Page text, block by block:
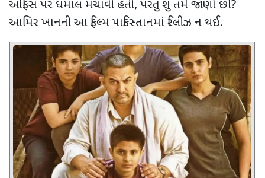
ઓફિસ પર ધમાલ મચાવી હતી, પરંતુ શું તમે જાણો છો?
આમિર ખાનની આ ફિલ્મ પાકિસ્તાનમાં રિલીઝ ન થઈ.